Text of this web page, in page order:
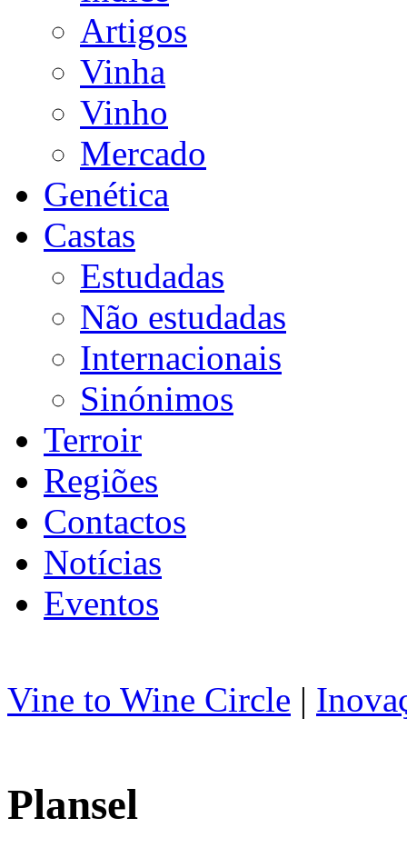
Artigos
Vinha
Vinho
Mercado
Genética
Castas
Estudadas
Não estudadas
Internacionais
Sinónimos
Terroir
Regiões
Contactos
Notícias
Eventos
Vine to Wine Circle |
Plansel